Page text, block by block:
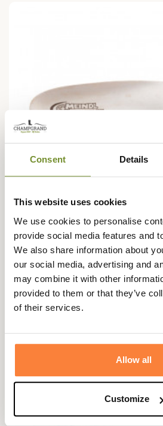
Consent Details
This website uses cookies
We use cookies to personalise
provide social media features and
We also share information about
our social media, advertising and
may combine it with other
provided to them or that they’ve
of their services.
Allow all
Customize
MEINDL
Semelles Intérieures Cuir Végétal
18,95 €